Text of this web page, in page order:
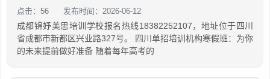
点击：56 发布时间：2026-06-12
成都锦妤美思培训学校报名热线18382252107，地址位于四川
省成都市新都区兴业路327号。 四川单招培训机构寒假班：为你
的未来提前做好准备 随着每年高考的